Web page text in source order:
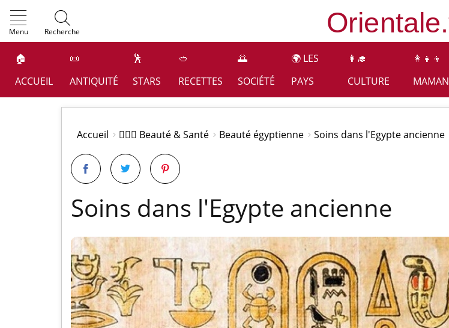
Menu Recherche
🏠
ACCUEIL
📜
ANTIQUITÉ
🕺
STARS
🥙
RECETTES
🌅
SOCIÉTÉ
🌍 LES
PAYS
👩‍🎓
CULTURE
👩‍👧‍👦
MAMAN
Accueil 👩🏻‍⚕️ Beauté & Santé Beauté égyptienne Soins dans l'Egypte ancienne
Soins dans l'Egypte ancienne